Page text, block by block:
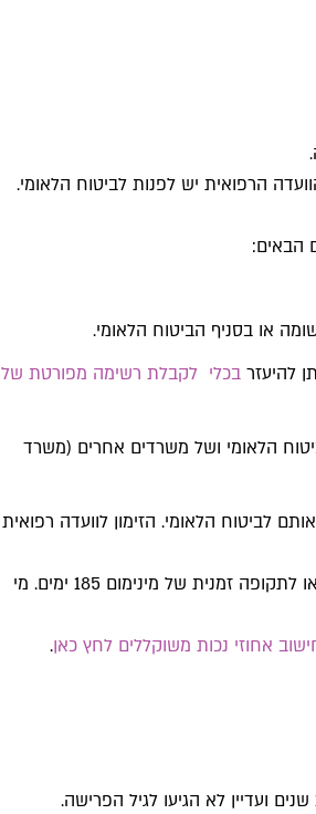
הרפואית יש לפנות לביטוח הלאומי.
הבאים:
או בסניף הביטוח הלאומי.
להיעזר בכלי לקבלת רשימה מפורטת של
הלאומי ושל משרדים אחרים (משרד
לביטוח הלאומי. הזימון לוועדה רפואית
ניתן למי שנקבעו לו לפחות 90% נכות משוקללת לצמיתות או לתקופה זמנית של מינימום 185 ימים. מי
אחוזי נכות משוקללים לחץ כאן.